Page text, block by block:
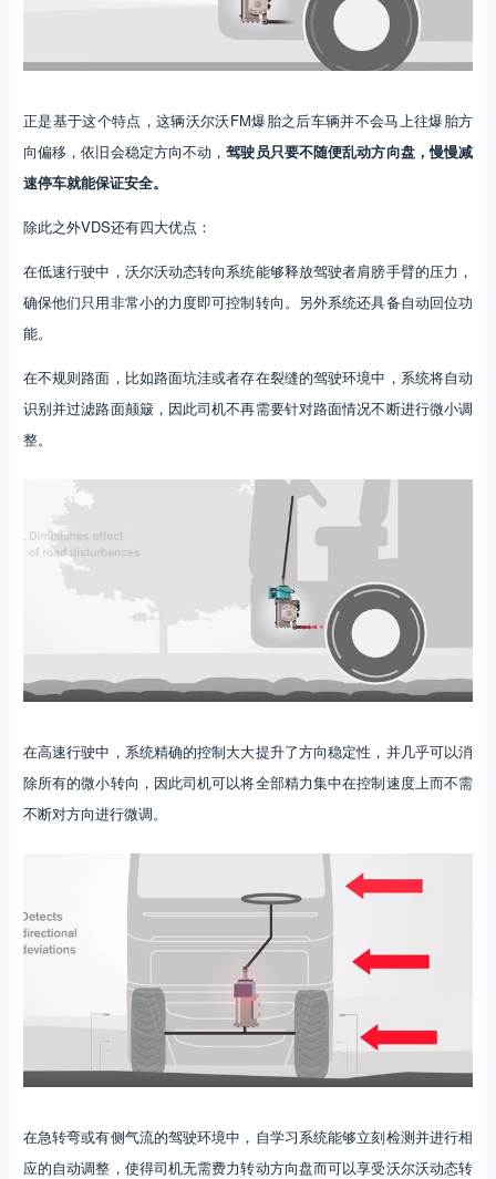
正是基于这个特点，这辆沃尔沃FM爆胎之后车辆并不会马上往爆胎方
向偏移，依旧会稳定方向不动，驾驶员只要不随便乱动方向盘，慢慢减
速停车就能保证安全。
除此之外VDS还有四大优点：
在低速行驶中，沃尔沃动态转向系统能够释放驾驶者肩膀手臂的压力，
确保他们只用非常小的力度即可控制转向。另外系统还具备自动回位功
能。
在不规则路面，比如路面坑洼或者存在裂缝的驾驶环境中，系统将自动
识别并过滤路面颠簸，因此司机不再需要针对路面情况不断进行微小调
整。
在高速行驶中，系统精确的控制大大提升了方向稳定性，并几乎可以消
除所有的微小转向，因此司机可以将全部精力集中在控制速度上而不需
不断对方向进行微调。
在急转弯或有侧气流的驾驶环境中，自学习系统能够立刻检测并进行相
应的自动调整，使得司机无需费力转动方向盘而可以享受沃尔沃动态转